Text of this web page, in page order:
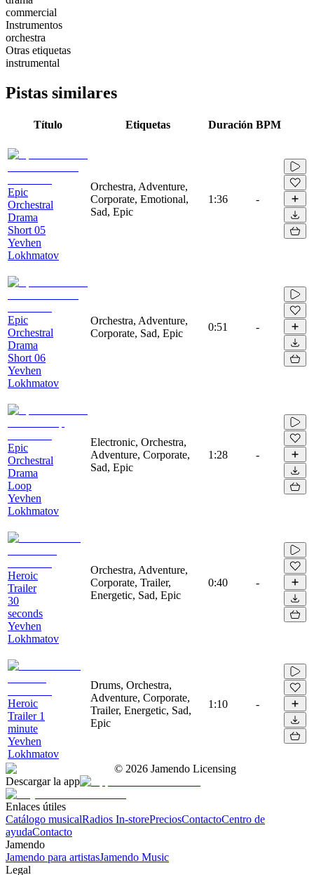
commercial
Instrumentos
orchestra
Otras etiquetas
instrumental
Pistas similares
Título Etiquetas Duración BPM
Epic
Orchestral
Drama
Short 05
Yevhen
Lokhmatov
Orchestra, Adventure,
Corporate, Emotional,
Sad, Epic
1:36 -
Epic
Orchestral
Drama
Short 06
Yevhen
Lokhmatov
Orchestra, Adventure,
Corporate, Sad, Epic
0:51 -
Epic
Orchestral
Drama
Loop
Yevhen
Lokhmatov
Electronic, Orchestra,
Adventure, Corporate,
Sad, Epic
1:28 -
Heroic
Trailer
30
seconds
Yevhen
Lokhmatov
Orchestra, Adventure,
Corporate, Trailer,
Energetic, Sad, Epic
0:40 -
Heroic
Trailer 1
minute
Yevhen
Lokhmatov
Drums, Orchestra,
Adventure, Corporate,
Trailer, Energetic, Sad,
Epic
1:10 -
© 2026 Jamendo Licensing
Descargar la app
Enlaces útiles
Catálogo musicalRadios In-storePreciosContactoCentro de
ayudaContacto
Jamendo
Jamendo para artistasJamendo Music
Legal